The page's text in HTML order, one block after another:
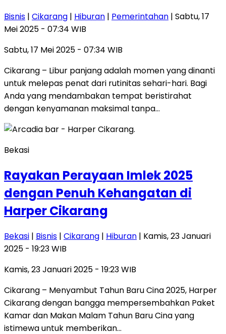
Bisnis | Cikarang | Hiburan | Pemerintahan | Sabtu, 17
Mei 2025 - 07:34 WIB
Sabtu, 17 Mei 2025 - 07:34 WIB
Cikarang – Libur panjang adalah momen yang dinanti
untuk melepas penat dari rutinitas sehari-hari. Bagi
Anda yang mendambakan tempat beristirahat
dengan kenyamanan maksimal tanpa…
Bekasi
Rayakan Perayaan Imlek 2025
dengan Penuh Kehangatan di
Harper Cikarang
Bekasi | Bisnis | Cikarang | Hiburan | Kamis, 23 Januari
2025 - 19:23 WIB
Kamis, 23 Januari 2025 - 19:23 WIB
Cikarang – Menyambut Tahun Baru Cina 2025, Harper
Cikarang dengan bangga mempersembahkan Paket
Kamar dan Makan Malam Tahun Baru Cina yang
istimewa untuk memberikan…